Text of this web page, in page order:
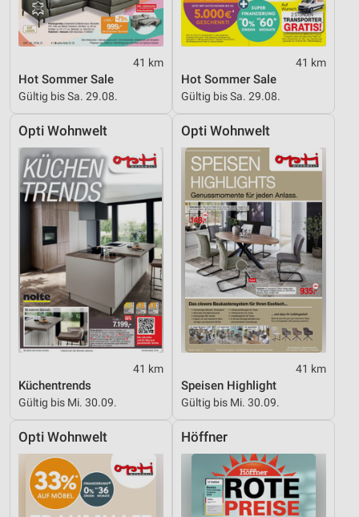
41 km
Hot Sommer Sale
Gültig bis Sa. 29.08.
41 km
Hot Sommer Sale
Gültig bis Sa. 29.08.
Opti Wohnwelt
41 km
Küchentrends
Gültig bis Mi. 30.09.
Opti Wohnwelt
41 km
Speisen Highlight
Gültig bis Mi. 30.09.
Opti Wohnwelt Höffner